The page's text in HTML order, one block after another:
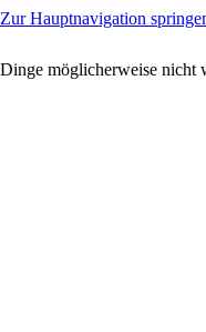
Zur Hauptnavigation
möglicherweise nicht